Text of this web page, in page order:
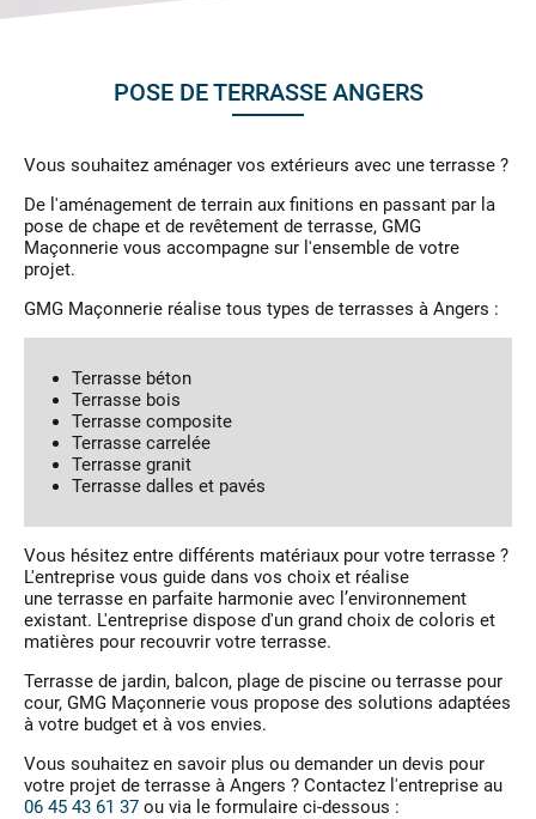
POSE DE TERRASSE ANGERS
Vous souhaitez aménager vos extérieurs avec une terrasse ?
De l'aménagement de terrain aux finitions en passant par la
pose de chape et de revêtement de terrasse, GMG
Maçonnerie vous accompagne sur l'ensemble de votre
projet.
GMG Maçonnerie réalise tous types de terrasses à Angers :
Terrasse béton
Terrasse bois
Terrasse composite
Terrasse carrelée
Terrasse granit
Terrasse dalles et pavés
Vous hésitez entre différents matériaux pour votre terrasse ?
L'entreprise vous guide dans vos choix et réalise
une terrasse en parfaite harmonie avec l’environnement
existant. L'entreprise dispose d'un grand choix de coloris et
matières pour recouvrir votre terrasse.
Terrasse de jardin, balcon, plage de piscine ou terrasse pour
cour, GMG Maçonnerie vous propose des solutions adaptées
à votre budget et à vos envies.
Vous souhaitez en savoir plus ou demander un devis pour
votre projet de terrasse à Angers ? Contactez l'entreprise au
06 45 43 61 37 ou via le formulaire ci-dessous :